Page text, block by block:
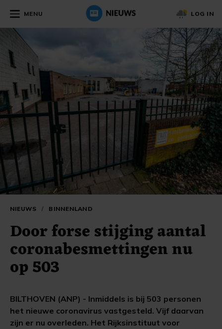
MENU LOG IN
NIEUWS / BINNENLAND
Door forse stijging aantal
coronabesmettingen nu
op 503
BILTHOVEN (ANP) - Inmiddels is bij 503 personen
het nieuwe coronavirus vastgesteld. Vijf daarvan
zijn er nu overleden. Het Rijksinstituut voor